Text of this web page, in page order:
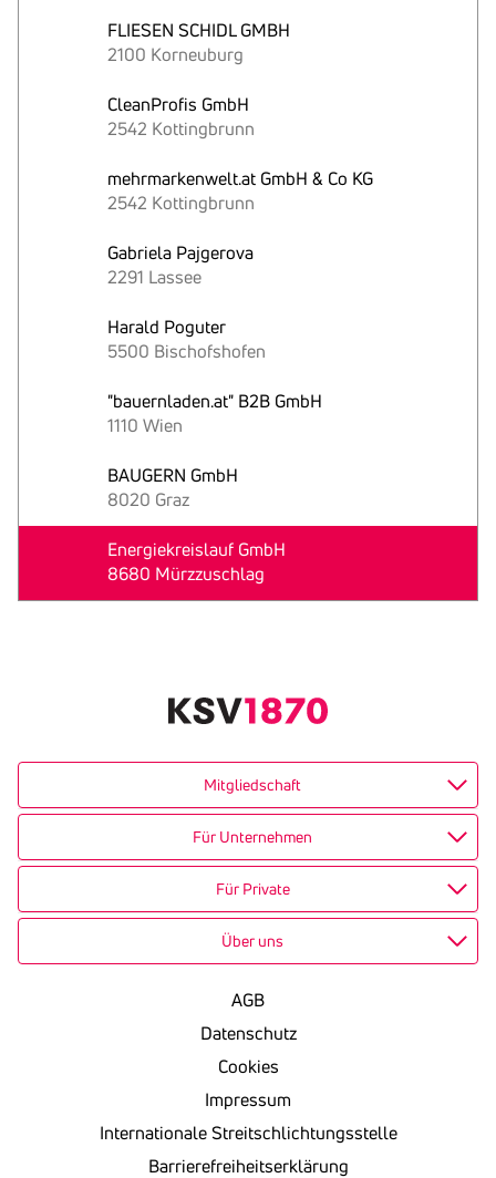
FLIESEN SCHIDL GMBH
2100 Korneuburg
CleanProfis GmbH
2542 Kottingbrunn
mehrmarkenwelt.at GmbH & Co KG
2542 Kottingbrunn
Gabriela Pajgerova
2291 Lassee
Harald Poguter
5500 Bischofshofen
"bauernladen.at" B2B GmbH
1110 Wien
BAUGERN GmbH
8020 Graz
Energiekreislauf GmbH
8680 Mürzzuschlag
Mitgliedschaft
Für Unternehmen
Für Private
Über uns
AGB
Datenschutz
Cookies
Impressum
Internationale Streitschlichtungsstelle
Barrierefreiheitserklärung